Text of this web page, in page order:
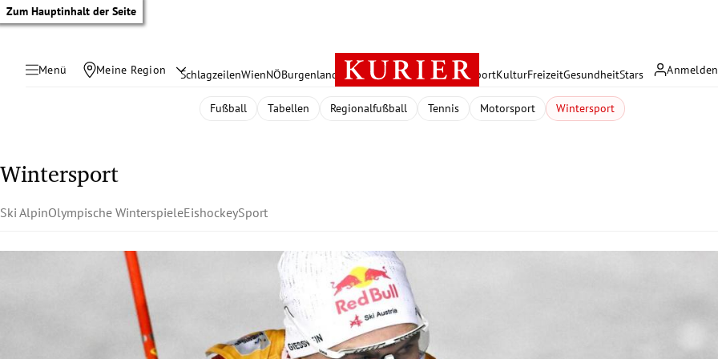
Zum Hauptinhalt der Seite
Menü Meine Region Anmelden
SchlagzeilenWienNÖBurgenland Österreich PolitikWirtschaft SportKulturFreizeitGesundheitStars
Fußball Tabellen Regionalfußball Tennis Motorsport Wintersport
Wintersport
Ski AlpinOlympische WinterspieleEishockeySport